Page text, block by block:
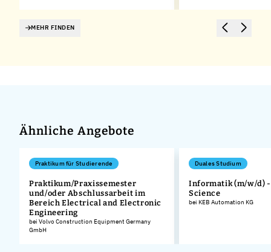
MEHR FINDEN
Ähnliche Angebote
Praktikum für Studierende
Praktikum/Praxissemester
und/oder Abschlussarbeit im
Bereich Electrical and Electronic
Engineering
bei Volvo Construction Equipment Germany
GmbH
Duales Studium
Informatik (m/w/d) -
Science
bei KEB Automation KG